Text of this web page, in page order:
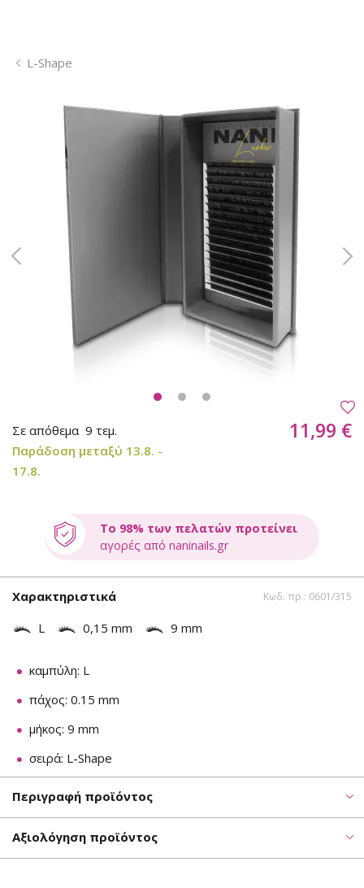
L-Shape
Σε απόθεμα 9 τεμ.
Παράδοση μεταξύ 13.8. -
17.8.
11,99 €
Το 98% των πελατών προτείνει
αγορές από naninails.gr
Χαρακτηριστικά Κωδ. πρ.: 0601/315
L 0,15 mm 9 mm
καμπύλη: L
πάχος: 0.15 mm
μήκος: 9 mm
σειρά: L-Shape
Περιγραφή προϊόντος
Αξιολόγηση προϊόντος